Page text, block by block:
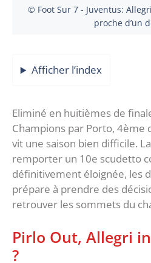
© Foot Sur 7 - Juventus:
proche d’un
Afficher l’index
Eliminé en huitièmes de
Champions par Porto, 4ème
vit une saison bien difficile.
remporter un 10e scudetto
définitivement éloignée, les
prépare à prendre des
retrouver les sommets du
Pirlo Out, Allegri
?